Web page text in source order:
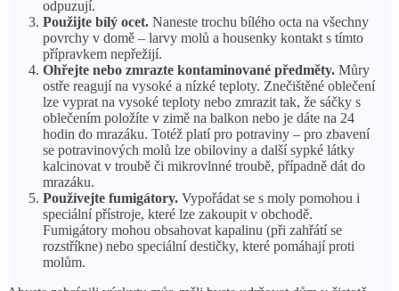
odpuzují.
Použijte bílý ocet. Naneste trochu bílého octa na všechny
povrchy v domě – larvy molů a housenky kontakt s tímto
přípravkem nepřežijí.
Ohřejte nebo zmrazte kontaminované předměty. Můry
ostře reagují na vysoké a nízké teploty. Znečištěné oblečení
lze vyprat na vysoké teploty nebo zmrazit tak, že sáčky s
oblečením položíte v zimě na balkon nebo je dáte na 24
hodin do mrazáku. Totéž platí pro potraviny – pro zbavení
se potravinových molů lze obiloviny a další sypké látky
kalcinovat v troubě či mikrovlnné troubě, případně dát do
mrazáku.
Používejte fumigátory. Vypořádat se s moly pomohou i
speciální přístroje, které lze zakoupit v obchodě.
Fumigátory mohou obsahovat kapalinu (při zahřátí se
rozstříkne) nebo speciální destičky, které pomáhají proti
molům.